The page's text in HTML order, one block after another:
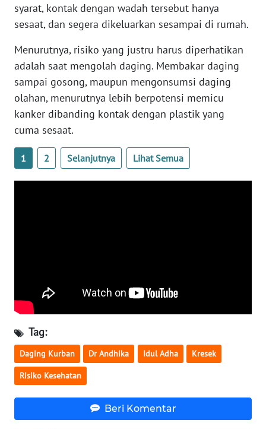
syarat, kontak dengan wadah tersebut hanya
sesaat, dan segera dikeluarkan sesampai di rumah.
Menurutnya, risiko yang justru harus diperhatikan
adalah saat mengolah daging. Membakar daging
sampai gosong, maupun mengonsumsi daging
olahan, menurutnya lebih berpotensi memicu
kanker dibanding kontak dengan plastik yang
cuma sesaat.
1 2 Selanjutnya Lihat Semua
Tag:
Daging Kurban Dr Andhika Idul Adha Kresek
Risiko Kesehatan
Beri Komentar
WN
PAPUA
WN
RIAU
WN
SERAMBI
JAMBI
WN
SULTENG
WN
SULBAR
WN
WN